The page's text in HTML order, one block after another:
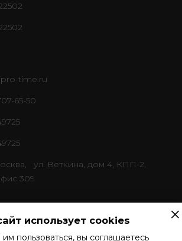
time.ru
65-50
ул. Веткина, дом 4, КПП-2,
309
×
использует cookies
пользоваться, вы соглашаетесь